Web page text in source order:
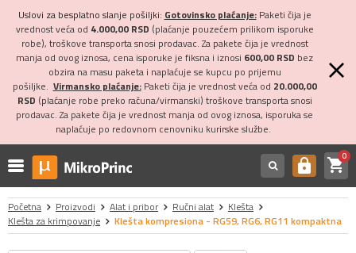
Uslovi za besplatno slanje pošiljki: Gotovinsko plaćanje:Paketi čija je
vrednost veća od 4.000,00 RSD (plaćanje pouzećem prilikom isporuke
robe), troškove transporta snosi prodavac. Za pakete čija je vrednost
manja od ovog iznosa, cena isporuke je fiksna i iznosi 600,00 RSD bez
obzira na masu paketa i naplaćuje se kupcu po prijemu
pošiljke. Virmansko plaćanje:Paketi čija je vrednost veća od 20.000,00
RSD (plaćanje robe preko računa/virmanski) troškove transporta snosi
prodavac. Za pakete čija je vrednost manja od ovog iznosa, isporuka se
naplaćuje po redovnom cenovniku kurirske službe.
https shopping_cart0
Početna Proizvodi Alat i pribor Ručni alat
Klešta
Klešta za krimpovanje
Klešta kompresiona - RG59, RG6, RG11 kompaktna